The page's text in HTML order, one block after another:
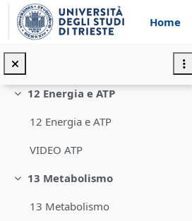
Vai al contenuto principale
Home
Minimizza
11 Lipidi
11 Lipidi
Minimizza
12 Energia e ATP
12 Energia e ATP
VIDEO ATP
Minimizza
13 Metabolismo
13 Metabolismo